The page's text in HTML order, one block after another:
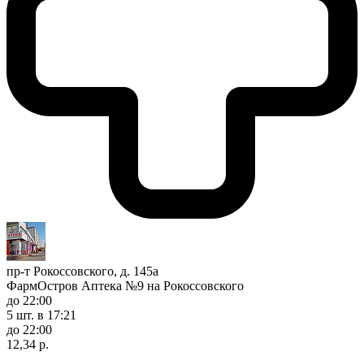
пр-т Рокоссовского, д. 145а
ФармОстров Аптека №9 на Рокоссовского
до 22:00
5 шт. в 17:21
до 22:00
12,34 р.